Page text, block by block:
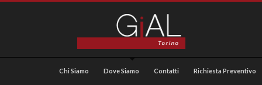
Chi Siamo Dove Siamo Contatti Richiesta Preventivo